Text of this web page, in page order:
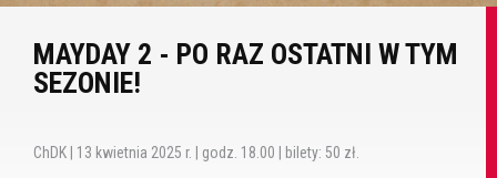
MAYDAY 2 - PO RAZ OSTATNI W TYM
SEZONIE!
ChDK | 13 kwietnia 2025 r. | godz. 18.00 | bilety: 50 zł.